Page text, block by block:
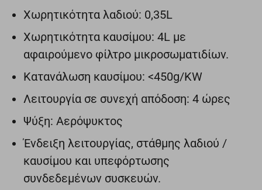
Χωρητικότητα λαδιού: 0,35L
Χωρητικότητα καυσίμου: 4L με
αφαιρούμενο φίλτρο μικροσωματιδίων.
Κατανάλωση καυσίμου: <450g/KW
Λειτουργία σε συνεχή απόδοση: 4 ώρες
Ψύξη: Αερόψυκτος
Ένδειξη λειτουργίας, στάθμης λαδιού /
καυσίμου και υπεφόρτωσης
συνδεδεμένων συσκευών.